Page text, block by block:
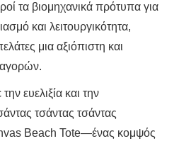
τα βιομηχανικά πρότυπα για
και λειτουργικότητα,
μια αξιόπιστη και
αγορών.
ευελιξία και την
τσάντας τσάντας
Beach Tote—ένας κομψός